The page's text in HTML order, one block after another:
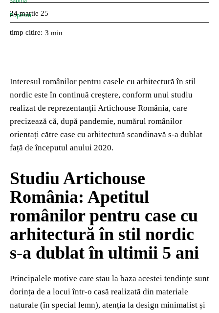
24 martie 25
timp citire: 3 min
Interesul românilor pentru casele cu arhitectură în stil
nordic este în continuă creștere, conform unui studiu
realizat de reprezentanții Artichouse România, care
precizează că, după pandemie, numărul românilor
orientați către case cu arhitectură scandinavă s-a dublat
față de începutul anului 2020.
Studiu Artichouse
România: Apetitul
românilor pentru case cu
arhitectură în stil nordic
s-a dublat în ultimii 5 ani
Principalele motive care stau la baza acestei tendințe sunt
dorința de a locui într-o casă realizată din materiale
naturale (în special lemn), atenția la design minimalist și